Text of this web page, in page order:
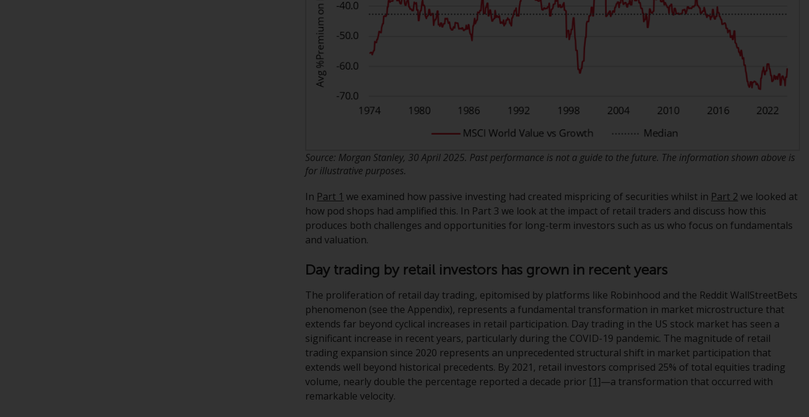
Zugang unterliegt lokalen Beschränkungen
Obwohl Sie ein Land ausgewählt haben,
richtet sich diese Website nicht an eine
bestimmte Gerichtsbarkeit und Sie betreten
eine globale Website. Auf dieser Website
erwähnte Produkte oder Dienstleistungen
unterliegen gesetzlichen und behördlichen
nicht in allen Gerichtsbarkeiten verfügbar.
Auf dieser Website erwähnte Produkte oder
Dienstleistungen werden auf der Grundlage
Gerichtsbarkeiten gemäß den Europäischen
Richtlinien zur Koordinierung von Gesetzen,
Vorschriften und Verwaltungsvorschriften in
(Richtlinie 2009/65/EG ) und die Richtlinie
über die Verwalter alternativer
Investmentfonds (Richtlinie 2011/61/EU)
sowie die entsprechenden Regelungen, die
diese Regelungen in britisches Recht
umgesetzt und dann beim Austritt des
Vereinigten Königreichs aus der
Europäischen Union ersetzt haben; es kann
jedoch zusätzliche Anforderungen oder
Source: Morgan Stanley, 30 April 2025. Past performance is not a guide to the future. The information shown above is
for illustrative purposes.
In Part 1 we examined how passive investing had created mispricing of securities whilst in Part 2 we looked at
how pod shops had amplified this. In Part 3 we look at the impact of retail traders and discuss how this
produces both challenges and opportunities for long-term investors such as us who focus on fundamentals
and valuation.
Day trading by retail investors has grown in recent years
The proliferation of retail day trading, epitomised by platforms like Robinhood and the Reddit WallStreetBets
phenomenon (see the Appendix), represents a fundamental transformation in market microstructure that
extends far beyond cyclical increases in retail participation. Day trading in the US stock market has seen a
significant increase in recent years, particularly during the COVID-19 pandemic. The magnitude of retail
trading expansion since 2020 represents an unprecedented structural shift in market participation that
extends well beyond historical precedents. By 2021, retail investors comprised 25% of total equities trading
volume, nearly double the percentage reported a decade prior [1]—a transformation that occurred with
remarkable velocity.